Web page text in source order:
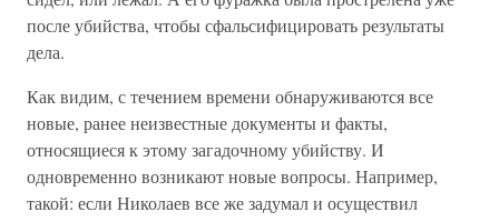
после убийства, чтобы сфальсифицировать результаты
дела.
Как видим, с течением времени обнаруживаются все
новые, ранее неизвестные документы и факты,
относящиеся к этому загадочному убийству. И
одновременно возникают новые вопросы. Например,
такой: если Николаев все же задумал и осуществил